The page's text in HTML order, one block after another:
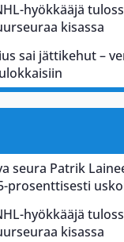
hyökkääjä
kisassa
sai jättikehut –
seura Patrik
prosenttisesti
hyökkääjä
kisassa